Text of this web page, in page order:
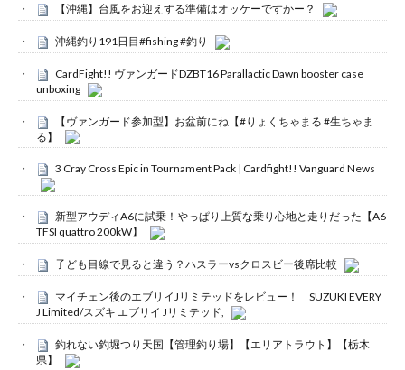
【沖縄】台風をお迎えする準備はオッケーですかー？
沖縄釣り191日目#fishing #釣り
CardFight!! ヴァンガードDZBT16 Parallactic Dawn booster case
unboxing
【ヴァンガード参加型】お盆前にね【#りょくちゃまる #生ちゃま
る】
3 Cray Cross Epic in Tournament Pack | Cardfight!! Vanguard News
新型アウディA6に試乗！やっぱり上質な乗り心地と走りだった【A6
TFSI quattro 200kW】
子ども目線で見ると違う？ハスラーvsクロスビー後席比較
マイチェン後のエブリイJリミテッドをレビュー！ SUZUKI EVERY
J Limited/スズキ エブリイ Jリミテッド,
釣れない釣堀つり天国【管理釣り場】【エリアトラウト】【栃木
県】